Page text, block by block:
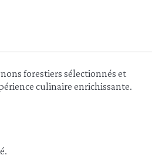
forestiers sélectionnés et
culinaire enrichissante.